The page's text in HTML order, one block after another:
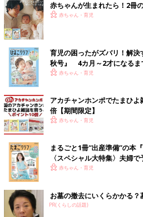
赤ちゃんが生まれたら！2冊
赤ちゃん・育児
育児の困ったがズバリ！解
秋号』 4カ月～2才になるま
いっぱい！
赤ちゃん・育児
アカチャンホンポでたまひ
倍【期間限定】
赤ちゃん・育児
まるごと1冊“出産準備”の本
〈スペシャル大特集〉夫婦
赤ちゃん・育児
お墓の撤去にいくらかかる？
PR(くらしの話題)